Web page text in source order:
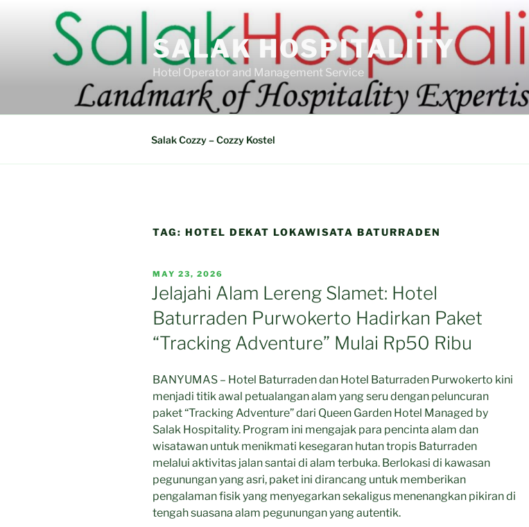
SALAK HOSPITALITY
Hotel Operator and Management Service
Salak Cozzy – Cozzy Kostel
TAG: HOTEL DEKAT LOKAWISATA BATURRADEN
POSTED
ON
MAY 23, 2026
Jelajahi Alam Lereng Slamet: Hotel
Baturraden Purwokerto Hadirkan Paket
“Tracking Adventure” Mulai Rp50 Ribu
BANYUMAS – Hotel Baturraden dan Hotel Baturraden Purwokerto kini
menjadi titik awal petualangan alam yang seru dengan peluncuran
paket “Tracking Adventure” dari Queen Garden Hotel Managed by
Salak Hospitality. Program ini mengajak para pencinta alam dan
wisatawan untuk menikmati kesegaran hutan tropis Baturraden
melalui aktivitas jalan santai di alam terbuka. Berlokasi di kawasan
pegunungan yang asri, paket ini dirancang untuk memberikan
pengalaman fisik yang menyegarkan sekaligus menenangkan pikiran di
tengah suasana alam pegunungan yang autentik.